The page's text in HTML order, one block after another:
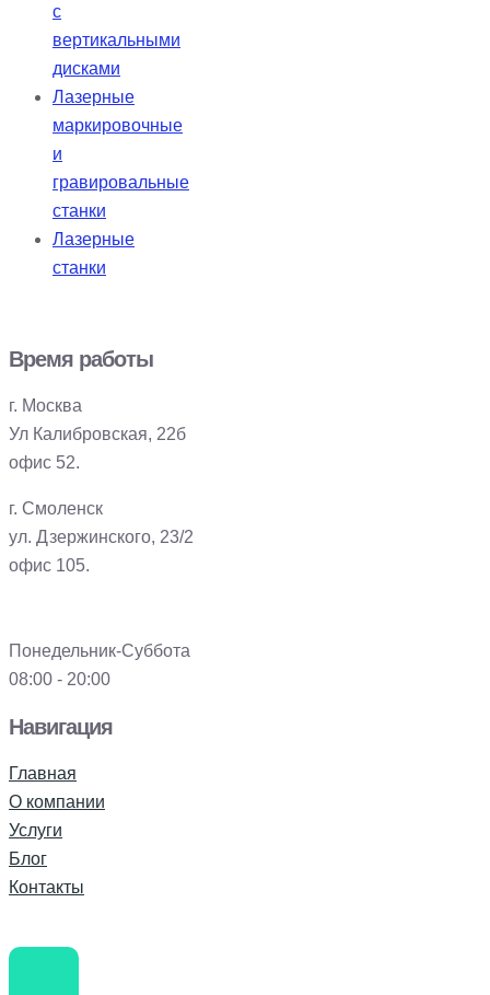
с
вертикальными
дисками
Лазерные
маркировочные
и
гравировальные
станки
Лазерные
станки
Время работы
г. Москва
Ул Калибровская, 22б
офис 52.
г. Смоленск
ул. Дзержинского, 23/2
офис 105.
Понедельник-Суббота
08:00 - 20:00
Навигация
Главная
О компании
Услуги
Блог
Контакты